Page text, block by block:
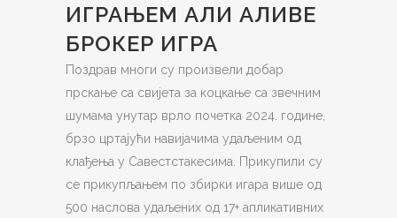
ИГРАЊЕМ АЛИ АЛИВЕ
БРОКЕР ИГРА
Поздрав многи су произвели добар
прскање са свијета за коцкање са звечним
шумама унутар врло почетка 2024. године,
брзо цртајући навијачима удаљеним од
клађења у Савестстакесима. Прикупили су
се прикупљањем по збирки игара више од
500 наслова удаљених од 17+ апликативних